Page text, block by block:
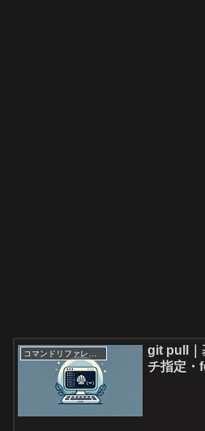
コマンドリファレンス
git pull｜
チ指定・